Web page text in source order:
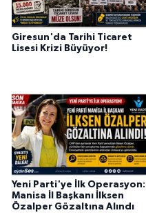
Giresun'da Tarihi Ticaret
Lisesi Krizi Büyüyor!
Yeni Parti'ye İlk Operasyon:
Manisa İl Başkanı İlksen
Özalper Gözaltına Alındı